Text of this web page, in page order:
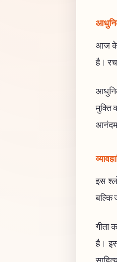
आज के
है।
मुक्ति
इस
बल्कि
गीता
है।